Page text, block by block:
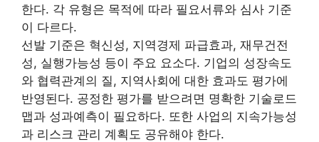
한다. 각 유형은 목적에 따라 필요서류와 심사 기준
이 다르다.
선발 기준은 혁신성, 지역경제 파급효과, 재무건전
성, 실행가능성 등이 주요 요소다. 기업의 성장속도
와 협력관계의 질, 지역사회에 대한 효과도 평가에
반영된다. 공정한 평가를 받으려면 명확한 기술로드
맵과 성과예측이 필요하다. 또한 사업의 지속가능성
과 리스크 관리 계획도 공유해야 한다.